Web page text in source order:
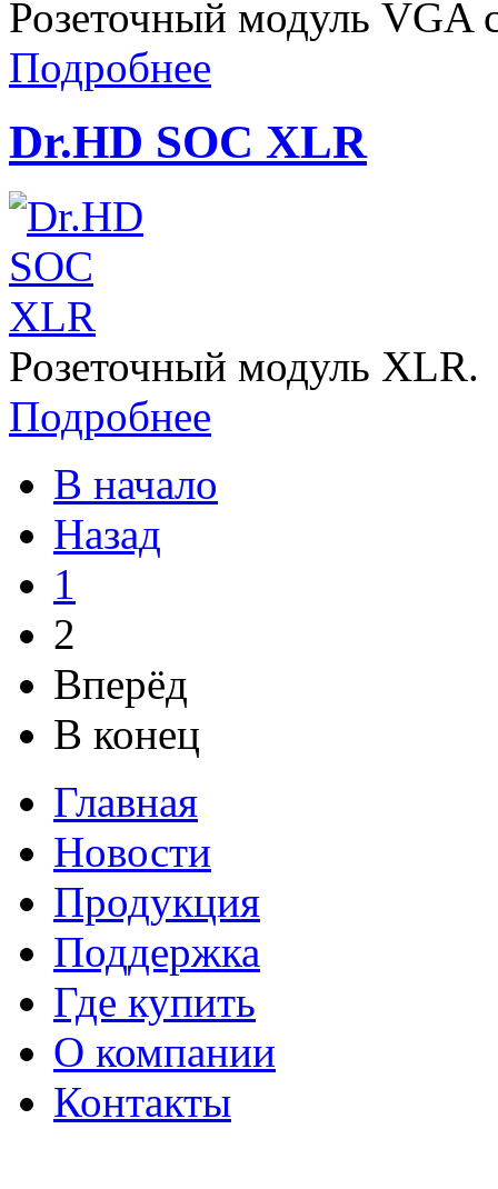
Розеточный модуль VGA
Подробнее
Dr.HD SOC XLR
Розеточный модуль XLR.
Подробнее
В начало
Назад
1
2
Вперёд
В конец
Главная
Новости
Продукция
Поддержка
Где купить
О компании
Контакты